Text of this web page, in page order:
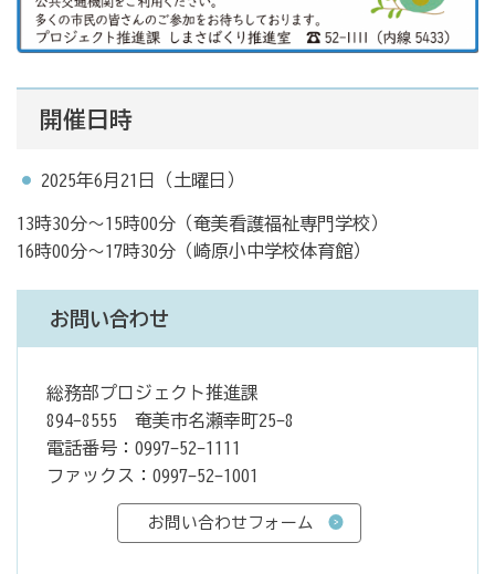
開催日時
2025年6月21日（土曜日）
13時30分～15時00分（奄美看護福祉専門学校）
16時00分～17時30分（崎原小中学校体育館）
お問い合わせ
総務部プロジェクト推進課
894-8555 奄美市名瀬幸町25-8
電話番号：0997-52-1111
ファックス：0997-52-1001